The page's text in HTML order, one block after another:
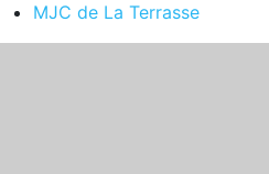
MJC de La Terrasse